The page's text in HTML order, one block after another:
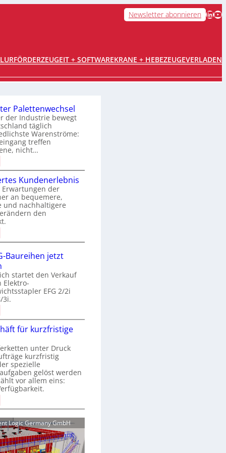
Newsletter abonnieren LinkedIn YouTube
IT + SOFTWAREKRANE + HEBEZEUGEVERLADEN
Palettenwechsel
der Industrie bewegt
täglich
Warenströme:
treffen
nicht…
Kundenerlebnis
Erwartungen der
an bequemere,
und nachhaltigere
den
d
Baureihen jetzt
startet den Verkauf
Elektro-
EFG 2/2i
3i.
für kurzfristige
unter Druck
kurzfristig
spezielle
gelöst werden
vor allem eins:
Logic Germany GmbH